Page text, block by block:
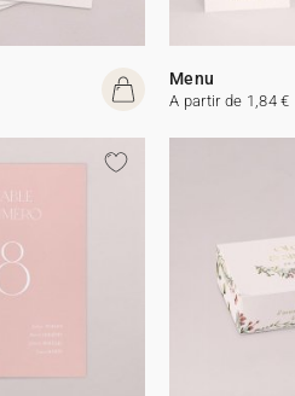
Menu
A partir de 1,84 €